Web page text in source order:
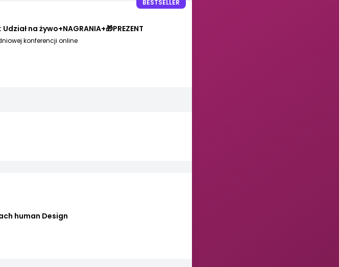
BESTSELLER
na żywo+NAGRANIA+🎁PREZENT
konferencji online
human Design